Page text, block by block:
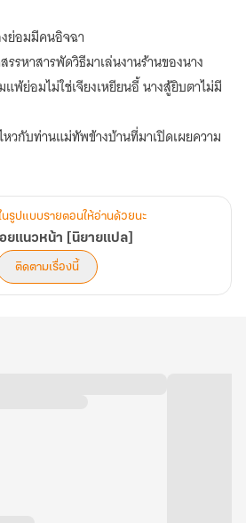
ย่อมมีคนอิจฉา
รหาสารพัดวิธีมาเล่นงานร้านของนาง
พ้ย่อมไม่ใช่เจียงเหยียนอี้ นางสู้ยิบตาไม่มี
วกับท่านแม่ทัพข้างบ้านที่มาเปิดเผยความ
ะรัวทุกครั้งที่เข้าใกล้
เมื่อมีความลับใหญ่หลวงปิดบังเขามาตั้งแต่
นรูปแบบรายตอนให้อ่านด้วยนะ
ยแนวหน้า [นิยายแปล]
ติดตามเรื่องนี้